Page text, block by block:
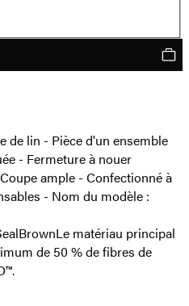
de lin - Pièce d'un ensemble
- Fermeture à nouer
ample - Confectionné à
- Nom du modèle :
Le matériau principal
de 50 % de fibres de